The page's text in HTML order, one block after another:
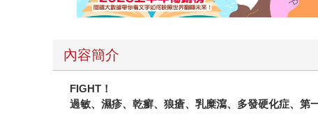
內容簡介
FIGHT ！
過敏、濕疹、乾癬、狼瘡、乳糜瀉、多發硬化症、